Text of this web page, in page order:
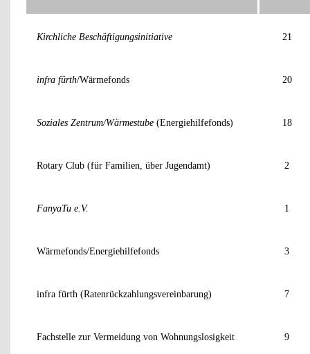
Kirchliche Beschäftigungsinitiative 21
infra fürth/Wärmefonds 20
Soziales Zentrum/Wärmestube (Energiehilfefonds) 18
Rotary Club (für Familien, über Jugendamt) 2
FanyaTu e.V. 1
Wärmefonds/Energiehilfefonds 3
infra fürth (Ratenrückzahlungsvereinbarung) 7
Fachstelle zur Vermeidung von Wohnungslosigkeit 9